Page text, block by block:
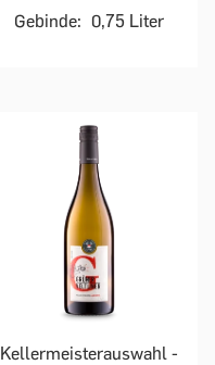
Gebinde: 0,75 Liter
Kellermeisterauswahl -